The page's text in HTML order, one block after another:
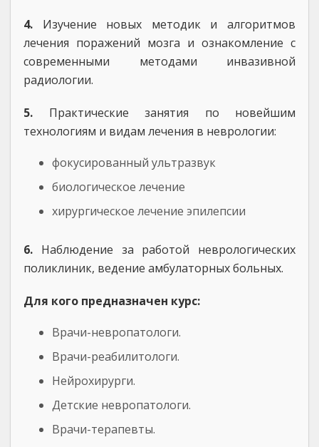
4. Изучение новых методик и алгоритмов
лечения поражений мозга и ознакомление с
современными методами инвазивной
радиологии.
5. Практические занятия по новейшим
технологиям и видам лечения в неврологии:
фокусированный ультразвук
биологическое лечение
хирургическое лечение эпилепсии
6. Наблюдение за работой неврологических
поликлиник, ведение амбулаторных больных.
Для кого предназначен курс:
Врачи-невропатологи.
Врачи-реабилитологи.
Нейрохирурги.
Детские невропатологи.
Врачи-терапевты.